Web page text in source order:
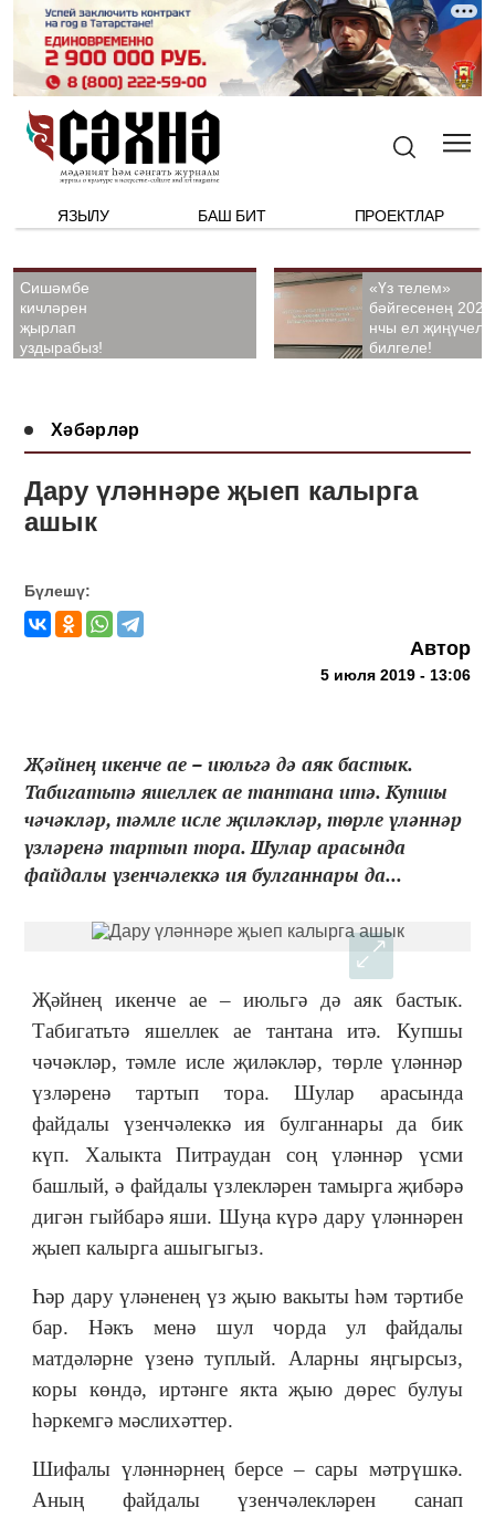
ЯЗЫЛУ БАШ БИТ ПРОЕКТЛАР
Сишәмбе
кичләрен
җырлап
уздырабыз!
«Үз телем»
бәйгесенең 2026
нчы ел
билгеле!
Хәбәрләр
Дару үләннәре җыеп калырга
ашык
Бүлешү:
Автор
5 июля 2019 - 13:06
Җәйнең икенче ае – июльгә дә аяк бастык.
Табигатьтә яшеллек ае тантана итә. Купшы
чәчәкләр, тәмле исле җиләкләр, төрле үләннәр
үзләренә тартып тора. Шулар арасында
файдалы үзенчәлеккә ия булганнары да...
Җәйнең икенче ае – июльгә дә аяк бастык.
Табигатьтә яшеллек ае тантана итә. Купшы
чәчәкләр, тәмле исле җиләкләр, төрле үләннәр
үзләренә тартып тора. Шулар арасында
файдалы үзенчәлеккә ия булганнары да бик
күп. Халыкта Питраудан соң үләннәр үсми
башлый, ә файдалы үзлекләрен тамырга җибәрә
дигән гыйбарә яши. Шуңа күрә дару үләннәрен
җыеп калырга ашыгыгыз.
Һәр дару үләненең үз җыю вакыты һәм тәртибе
бар. Нәкъ менә шул чорда ул файдалы
матдәләрне үзенә туплый. Аларны яңгырсыз,
коры көндә, иртәнге якта җыю дөрес булуы
һәркемгә мәслихәттер.
Шифалы үләннәрнең берсе – сары мәтрүшкә.
Аның файдалы үзенчәлекләрен санап